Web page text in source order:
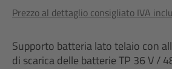
Prezzo al dettaglio consigliato IVA
Supporto batteria lato telaio con
di scarica delle batterie TP 36 V /